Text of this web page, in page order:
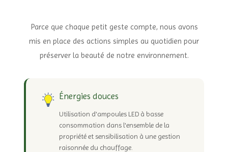
Parce que chaque petit geste compte, nous avons
mis en place des actions simples au quotidien pour
préserver la beauté de notre environnement.
Énergies douces
Utilisation d'ampoules LED à basse
consommation dans l'ensemble de la
propriété et sensibilisation à une gestion
raisonnée du chauffage.